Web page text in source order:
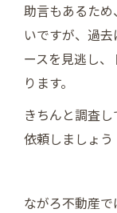
助言もあるた
いですが、過
ースを見逃し
ります。
きちんと調査
依頼しましょう
ながろ不動産